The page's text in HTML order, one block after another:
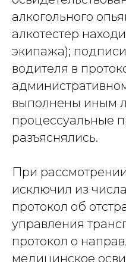
алкогольного
алкотестер
экипажа);
водителя в
выполнены иным
процессуальные
разъяснялись.
При
исключил из
протокол об
управления
протокол о
медицинское